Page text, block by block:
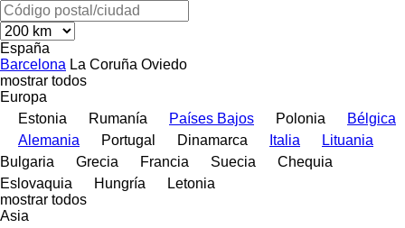
España
Barcelona La Coruña Oviedo
mostrar todos
Europa
Estonia
Rumanía Países Bajos Polonia
Bélgica
Alemania
Portugal Dinamarca Italia
Lituania
Bulgaria
Grecia Francia Suecia
Chequia
Eslovaquia
Hungría
Letonia
mostrar todos
Asia